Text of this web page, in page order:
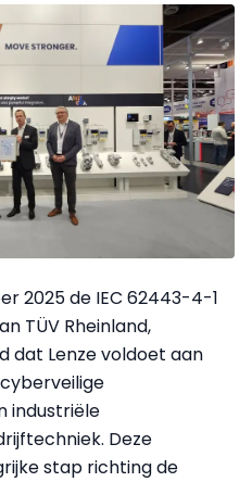
2025 de IEC 62443-4-1
TÜV Rheinland,
dat Lenze voldoet aan
industriële
Deze
stap richting de